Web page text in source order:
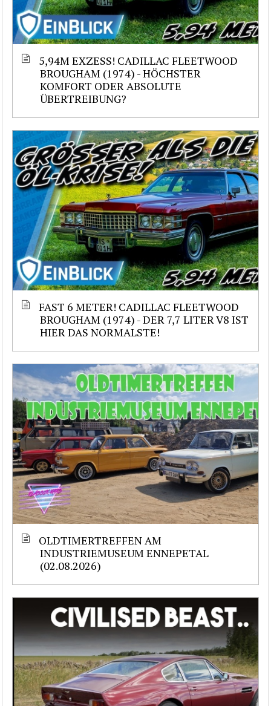
5,94M EXZESS! CADILLAC FLEETWOOD
BROUGHAM (1974) - HÖCHSTER
KOMFORT ODER ABSOLUTE
ÜBERTREIBUNG?
FAST 6 METER! CADILLAC FLEETWOOD
BROUGHAM (1974) - DER 7,7 LITER V8 IST
HIER DAS NORMALSTE!
OLDTIMERTREFFEN AM
INDUSTRIEMUSEUM ENNEPETAL
(02.08.2026)